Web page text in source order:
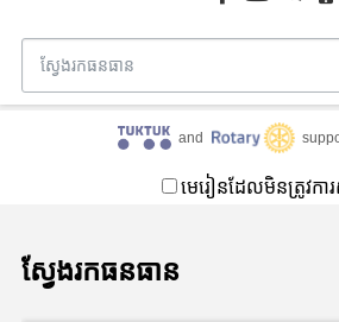
and
មេរៀនដែលមិនត្រូវការ
ស្វែងរកធនធាន